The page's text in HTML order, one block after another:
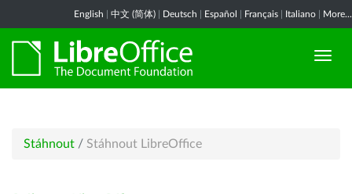
English 中文 (简体) Deutsch Español Français Italiano More...
Stáhnout / Stáhnout LibreOffice